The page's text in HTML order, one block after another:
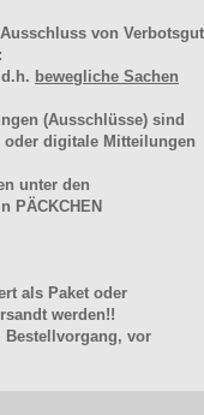
von Verbotsgut
:
bewegliche Sachen
(Ausschlüsse) sind
digitale Mitteilungen
unter den
PÄCKCHEN
als Paket oder
werden!!
vor